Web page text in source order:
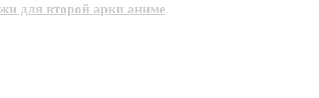
для второй арки аниме